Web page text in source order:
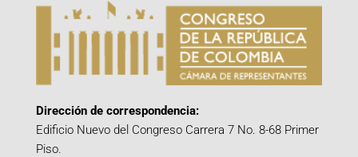
Dirección de correspondencia:
Edificio Nuevo del Congreso Carrera 7 No. 8-68 Primer
Piso.